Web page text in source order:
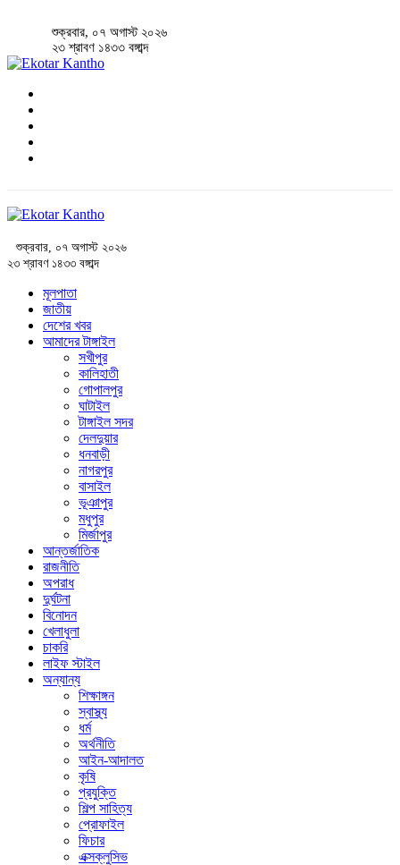
শুক্রবার, ০৭ অগাস্ট ২০২৬
২৩ শ্রাবণ ১৪৩৩ বঙ্গাব্দ
শুক্রবার, ০৭ অগাস্ট ২০২৬
২৩ শ্রাবণ ১৪৩৩ বঙ্গাব্দ
মূলপাতা
জাতীয়
দেশের খবর
আমাদের টাঙ্গাইল
সখীপুর
কালিহাতী
গোপালপুর
ঘাটাইল
টাঙ্গাইল সদর
দেলদুয়ার
ধনবাড়ী
নাগরপুর
বাসাইল
ভূঞাপুর
মধুপুর
মির্জাপুর
আন্তর্জাতিক
রাজনীতি
অপরাধ
দুর্ঘটনা
বিনোদন
খেলাধুলা
চাকরি
লাইফ স্টাইল
অন্যান্য
শিক্ষাঙ্গন
স্বাস্থ্য
ধর্ম
অর্থনীতি
আইন-আদালত
কৃষি
প্রযুক্তি
শিল্প সাহিত্য
প্রোফাইল
ফিচার
এক্সক্লুসিভ